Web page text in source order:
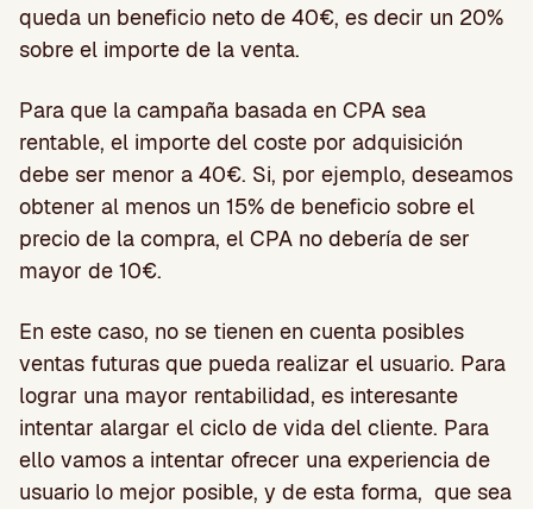
queda un beneficio neto de 40€, es decir un 20%
sobre el importe de la venta.
Para que la campaña basada en CPA sea
rentable, el importe del coste por adquisición
debe ser menor a 40€. Si, por ejemplo, deseamos
obtener al menos un 15% de beneficio sobre el
precio de la compra, el CPA no debería de ser
mayor de 10€.
En este caso, no se tienen en cuenta posibles
ventas futuras que pueda realizar el usuario. Para
lograr una mayor rentabilidad, es interesante
intentar alargar el ciclo de vida del cliente. Para
ello vamos a intentar ofrecer una experiencia de
usuario lo mejor posible, y de esta forma, que sea